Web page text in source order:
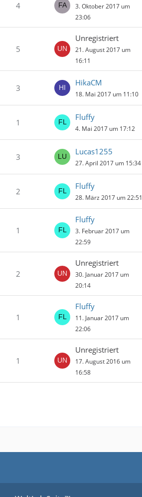
4
3. Oktober 2017 um
23:06
5
Unregistriert
21. August 2017 um
16:11
3
HikaCM
18. Mai 2017 um 11:10
1
Fluffy
4. Mai 2017 um 17:12
3
Lucas1255
27. April 2017 um 15:34
2
Fluffy
28. März 2017 um 22:51
1
Fluffy
3. Februar 2017 um
22:59
2
Unregistriert
30. Januar 2017 um
20:14
1
Fluffy
11. Januar 2017 um
22:06
1
Unregistriert
17. August 2016 um
16:58